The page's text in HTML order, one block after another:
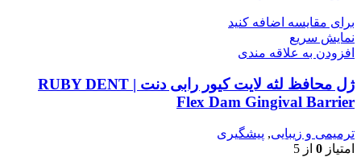
برای مقایسه اضافه کنید
نمایش سریع
افزودن به علاقه مندی
ژل محافظ لثه لایت کیور رابی دنت | RUBY DENT
Flex Dam Gingival Barrier
ترمیمی و زیبایی, پیشگیری
امتیاز 0 از 5